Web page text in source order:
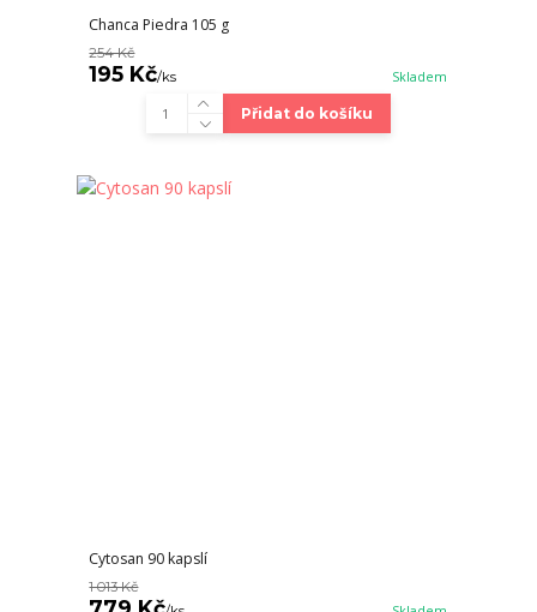
Chanca Piedra 105 g
254 Kč
195 Kč/ks Skladem
Přidat do košíku
Cytosan 90 kapslí
1 013 Kč